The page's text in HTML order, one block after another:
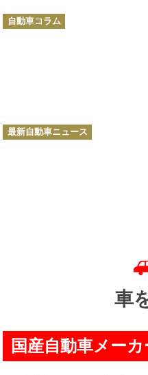
カ
テ
自動車コラム
カ
テ
最新自動車ニュース
車
国産自動車メーカ